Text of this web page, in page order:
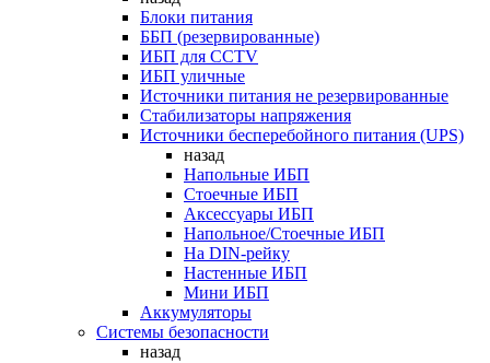
Блоки питания
ББП (резервированные)
ИБП для CCTV
ИБП уличные
Источники питания не резервированные
Стабилизаторы напряжения
Источники бесперебойного питания (UPS)
назад
Напольные ИБП
Стоечные ИБП
Аксессуары ИБП
Напольное/Стоечные ИБП
На DIN-рейку
Настенные ИБП
Мини ИБП
Аккумуляторы
Системы безопасности
назад